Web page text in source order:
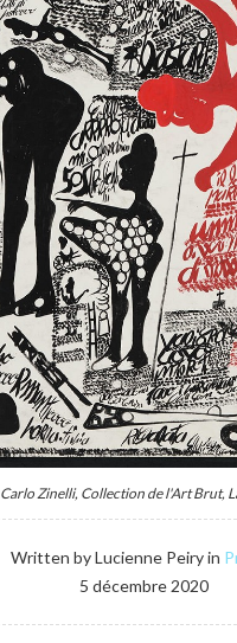
Carlo Zinelli, Collection de l'Art Brut,
Written by Lucienne Peiry in
5 décembre 2020